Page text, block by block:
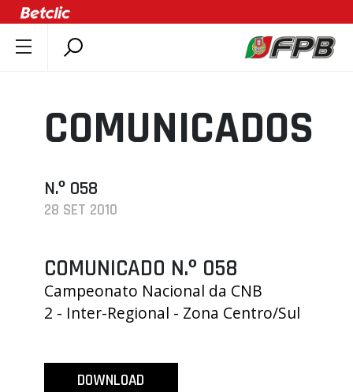
DOCUMENTOS
ÚLTIMAS
ASSOCIAÇÕES
CLUBES
AGENDA
SELEÇÕES
MINIBASQUETE
PROJETOS
COMUNICADOS
N.º 058
28 SET 2010
COMUNICADO N.º 058
Campeonato Nacional da CNB
2 - Inter-Regional - Zona Centro/Sul
DOWNLOAD